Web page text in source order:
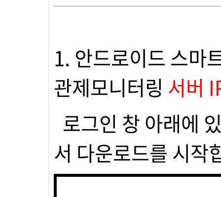
1. 안드로이드 스마
관제모니터링 서버
로그인 창 아래에
서 다운로드를 시작